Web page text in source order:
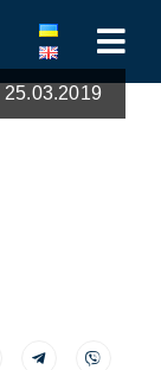
25.03.2019